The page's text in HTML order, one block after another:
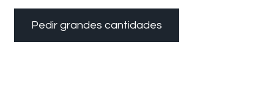
Pedir grandes cantidades